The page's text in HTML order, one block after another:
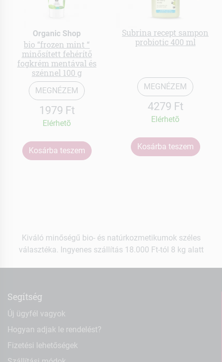
Organic Shop
bio “frozen mint “
minősített fehérítő
fogkrém mentával és
szénnel 100 g
MEGNÉZEM
1979 Ft
Elérhetõ
Kosárba teszem
Subrina recept sampon
probiotic 400 ml
MEGNÉZEM
4279 Ft
Elérhetõ
Kosárba teszem
Kiváló minőségű bio- és natúrkozmetikumok széles
választéka. Ingyenes szállítás 18.000 Ft-tól 8 kg alatt
Segítség
Új ügyfél vagyok
Hogyan adjak le rendelést?
Fizetési lehetőségek